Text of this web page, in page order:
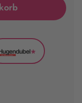
Hugendubel
*